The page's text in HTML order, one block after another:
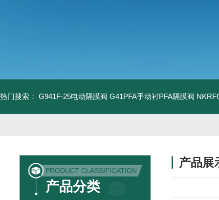
热门搜索： G941F-25电动隔膜阀 G41PFA手动衬PFA隔膜阀
PRODUCT CLASSIFICATION
产品分类
产品展